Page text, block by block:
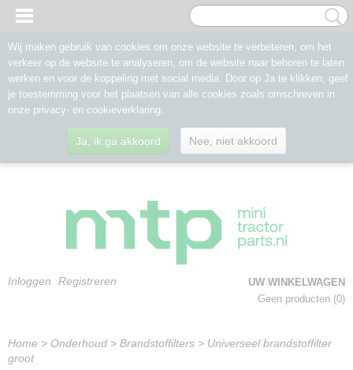
Inloggen Registreren
UW WINKELWAGEN
Geen producten (0)
Home > Onderhoud > Brandstoffilters > Universeel brandstoffilter
groot
Wij maken gebruik van cookies om onze website te verbeteren, om het
verkeer op de website te analyseren, om de website naar behoren te laten
werken en voor de koppeling met social media. Door op Ja te klikken, geef
je toestemming voor het plaatsen van alle cookies zoals omschreven in
onze privacy- en cookieverklaring.
Ja, ik ga akkoord Nee, niet akkoord